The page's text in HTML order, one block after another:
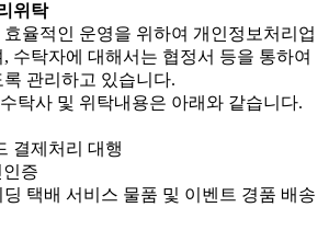
위탁
율적인 운영을 위하여 개인정보처리업
수탁자에 대해서는 협정서 등을 통하여
관리하고 있습니다.
탁사 및 위탁내용은 아래와 같습니다.
결제처리 대행
증
택배 서비스 물품 및 이벤트 경품 배송